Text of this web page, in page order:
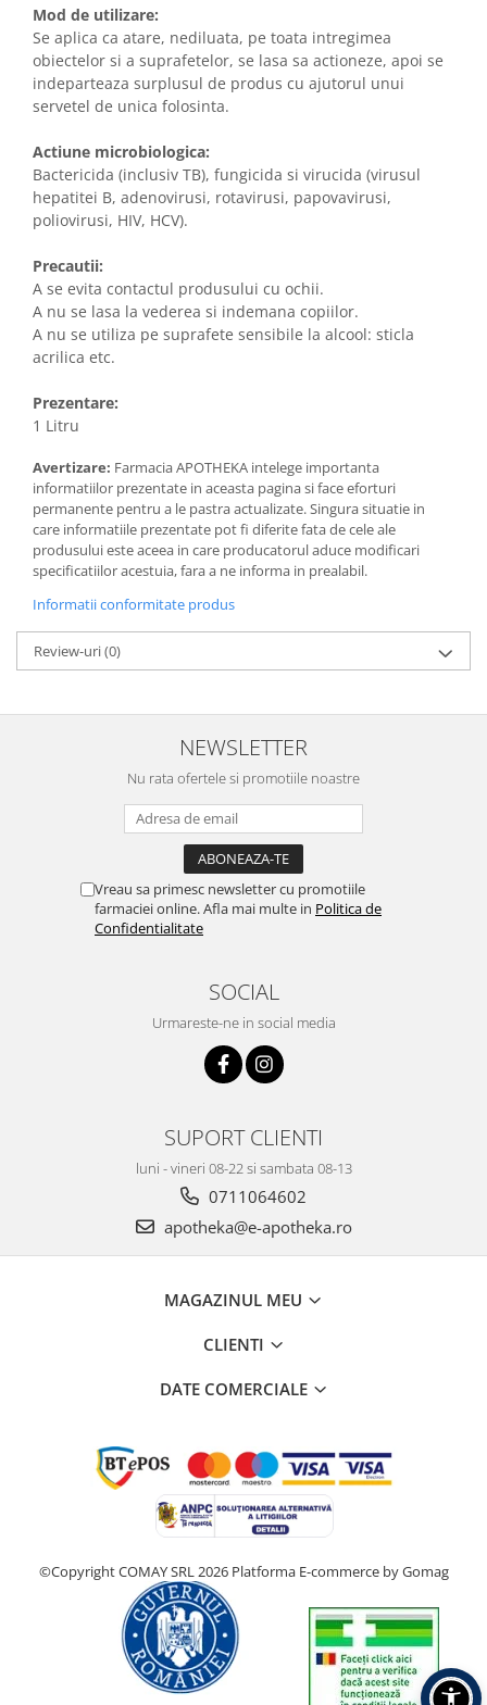
Mod de utilizare:
Se aplica ca atare, nediluata, pe toata intregimea
obiectelor si a suprafetelor, se lasa sa actioneze, apoi se
indeparteaza surplusul de produs cu ajutorul unui
servetel de unica folosinta.
Actiune microbiologica:
Bactericida (inclusiv TB), fungicida si virucida (virusul
hepatitei B, adenovirusi, rotavirusi, papovavirusi,
poliovirusi, HIV, HCV).
Precautii:
A se evita contactul produsului cu ochii.
A nu se lasa la vederea si indemana copiilor.
A nu se utiliza pe suprafete sensibile la alcool: sticla
acrilica etc.
Prezentare:
1 Litru
Avertizare: Farmacia APOTHEKA intelege importanta
informatiilor prezentate in aceasta pagina si face eforturi
permanente pentru a le pastra actualizate. Singura situatie in
care informatiile prezentate pot fi diferite fata de cele ale
produsului este aceea in care producatorul aduce modificari
specificatiilor acestuia, fara a ne informa in prealabil.
Informatii conformitate produs
Review-uri(0)
NEWSLETTER
Nu rata ofertele si promotiile noastre
Vreau sa primesc newsletter cu promotiile
farmaciei online. Afla mai multe in Politica de
Confidentialitate
SOCIAL
Urmareste-ne in social media
SUPORT CLIENTI
luni - vineri 08-22 si sambata 08-13
0711064602
apotheka@e-apotheka.ro
MAGAZINUL MEU
CLIENTI
DATE COMERCIALE
©Copyright COMAY SRL 2026 Platforma E-commerce by Gomag